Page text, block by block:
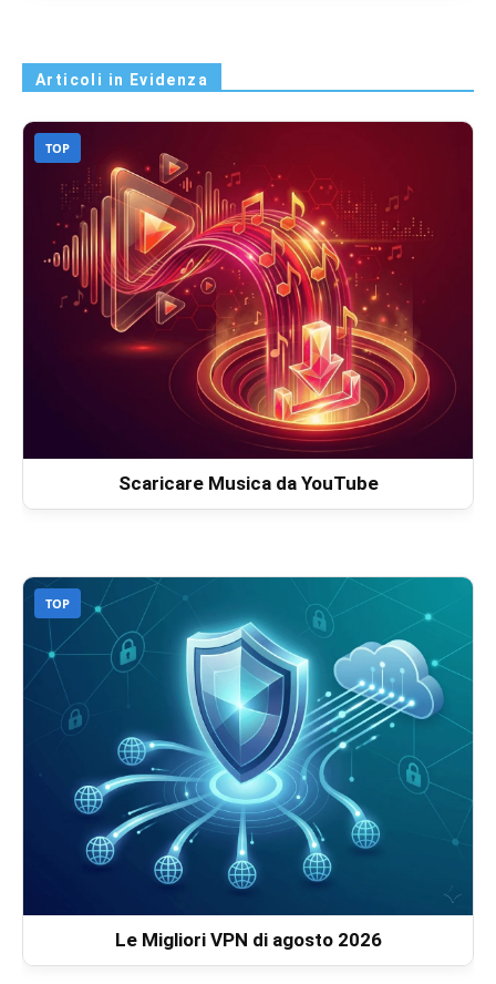
Articoli in Evidenza
TOP
Scaricare Musica da YouTube
TOP
Le Migliori VPN di agosto 2026